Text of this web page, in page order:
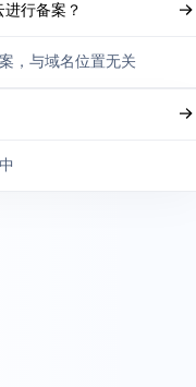
行备案？
，与域名位置无关